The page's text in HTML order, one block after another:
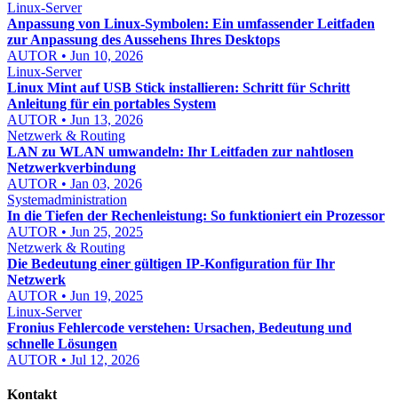
Linux-Server
Anpassung von Linux-Symbolen: Ein umfassender Leitfaden
zur Anpassung des Aussehens Ihres Desktops
AUTOR • Jun 10, 2026
Linux-Server
Linux Mint auf USB Stick installieren: Schritt für Schritt
Anleitung für ein portables System
AUTOR • Jun 13, 2026
Netzwerk & Routing
LAN zu WLAN umwandeln: Ihr Leitfaden zur nahtlosen
Netzwerkverbindung
AUTOR • Jan 03, 2026
Systemadministration
In die Tiefen der Rechenleistung: So funktioniert ein Prozessor
AUTOR • Jun 25, 2025
Netzwerk & Routing
Die Bedeutung einer gültigen IP-Konfiguration für Ihr
Netzwerk
AUTOR • Jun 19, 2025
Linux-Server
Fronius Fehlercode verstehen: Ursachen, Bedeutung und
schnelle Lösungen
AUTOR • Jul 12, 2026
Kontakt